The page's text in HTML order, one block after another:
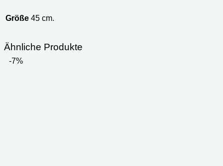
Größe 45 cm.
Ähnliche Produkte
-7%